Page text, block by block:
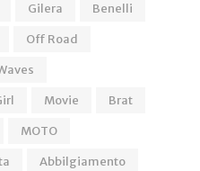
Gilera
Benelli
Off Road
Movie
Brat
MOTO
Abbilgiamento